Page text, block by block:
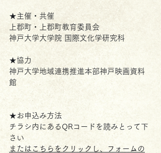
★主催・共催
上郡町・上郡町教育委員会
神戸大学大学院 国際文化学研究科
★協力
神戸大学地域連携推進本部神戸映画資料
館
★お申込み方法
チラシ内にあるQRコードを読みとって下
さい
またはこちらをクリックし、フォームの